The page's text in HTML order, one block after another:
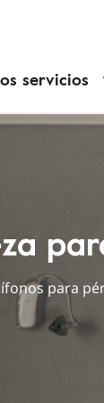
servicios
para